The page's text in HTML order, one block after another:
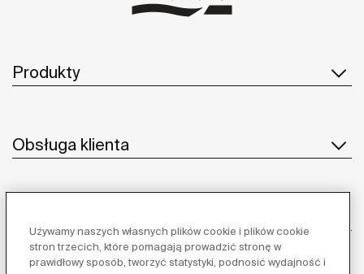
Produkty
Obsługa klienta
Używamy naszych własnych plików cookie i plików cookie
stron trzecich, które pomagają prowadzić stronę w
prawidłowy sposób, tworzyć statystyki, podnosić wydajność i